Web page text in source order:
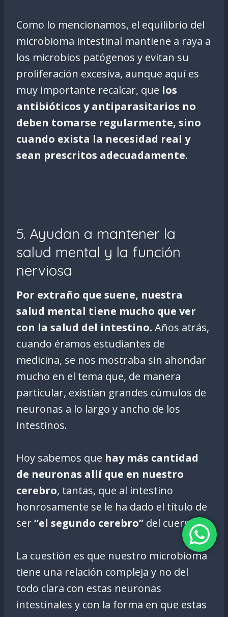
Como lo mencionamos, el equilibrio del
microbioma intestinal mantiene a raya a
los microbios patógenos y evitan su
proliferación excesiva, aunque aquí es
muy importante recalcar, que los
antibióticos y antiparasitarios no
deben tomarse regularmente, sino
cuando exista la necesidad real y
sean prescritos adecuadamente.
5. Ayudan a mantener la
salud mental y la función
nerviosa
Por extraño que suene, nuestra
salud mental tiene mucho que ver
con la salud del intestino. Años atrás,
cuando éramos estudiantes de
medicina, se nos mostraba sin ahondar
mucho en el tema que, de manera
particular, existían grandes cúmulos de
neuronas a lo largo y ancho de los
intestinos.
Hoy sabemos que hay más cantidad
de neuronas allí que en nuestro
cerebro, tantas, que al intestino
honrosamente se le ha dado el título de
ser“el segundo cerebro” del cuerpo.
La cuestión es que nuestro microbioma
tiene una relación compleja y no del
todo clara con estas neuronas
intestinales y con la forma en que estas